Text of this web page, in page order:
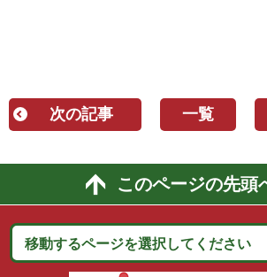
次の記事 一覧
このページの先頭